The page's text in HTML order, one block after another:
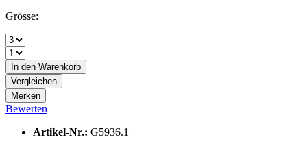
Grösse:
In den Warenkorb
Vergleichen
Merken
Bewerten
Artikel-Nr.: G5936.1